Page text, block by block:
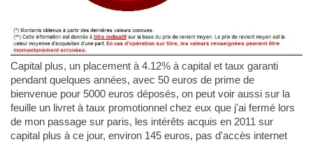
Capital plus, un placement à 4.12% à capital et taux garanti
pendant quelques années, avec 50 euros de prime de
bienvenue pour 5000 euros déposés, on peut voir aussi sur la
feuille un livret à taux promotionnel chez eux que j'ai fermé lors
de mon passage sur paris, les intérêts acquis en 2011 sur
capital plus à ce jour, environ 145 euros, pas d'accès internet